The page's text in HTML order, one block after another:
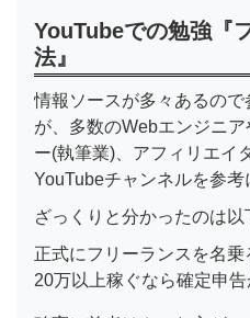
YouTubeでの勉強『
法』
情報ソースが多々あるの
が、多数のWebエンジニ
ー(執筆業)、アフィリエイ
YouTubeチャンネルを参考
ざっくりと分かったのは以
正式にフリーランスを名
20万以上稼ぐなら確定申